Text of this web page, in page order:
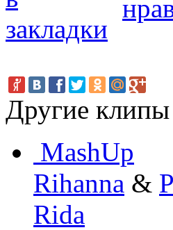
Другие клипы
MashUp
Rihanna &
Rida